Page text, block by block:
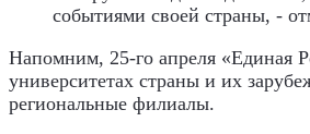
событиями своей страны, -
Напомним, 25-го апреля «Единая
университетах страны и их
региональные филиалы.